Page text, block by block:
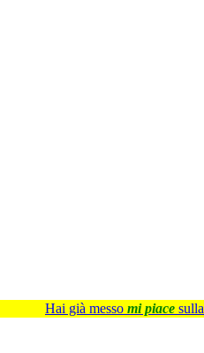
Hai già messo mi piace sulla